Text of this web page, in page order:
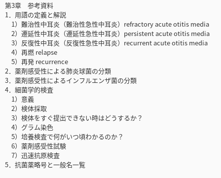
第3章 参考資料
1．用語の定義と解説
1）難治性中耳炎（難治性急性中耳炎）refractory acute otitis media
2）遷延性中耳炎（遷延性急性中耳炎）persistent acute otitis media
3）反復性中耳炎（反復性急性中耳炎）recurrent acute otitis media
4）再燃 relapse
5）再発 recurrence
2．薬剤感受性による肺炎球菌の分類
3．薬剤感受性によるインフルエンザ菌の分類
4．細菌学的検査
1）意義
2）検体採取
3）検体をすぐ提出できない時はどうするか？
4）グラム染色
5）培養検査で何がいつ頃わかるのか？
6）薬剤感受性試験
7）迅速抗原検査
5．抗菌薬略号と一般名一覧